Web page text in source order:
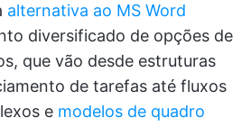
alternativa ao MS Word
diversificado de opções de
que vão desde estruturas
de tarefas até fluxos
e modelos de quadro